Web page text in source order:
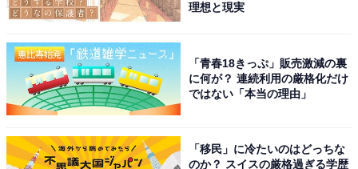
理想と現実
「青春18きっぷ」販売激減の裏
に何が？ 連続利用の厳格化だけ
ではない「本当の理由」
「移民」に冷たいのはどっちな
のか？ スイスの厳格過ぎる学歴